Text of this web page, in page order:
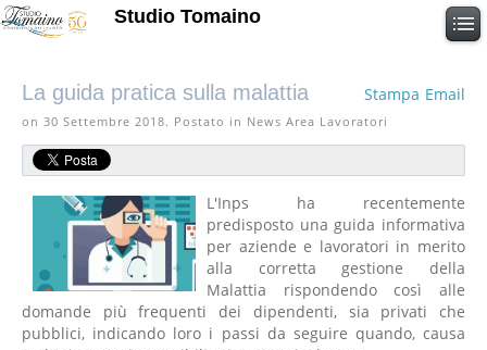
Studio Tomaino
Email
Stampa
La guida pratica sulla malattia
on 30 Settembre 2018. Postato in News Area Lavoratori
L'Inps ha recentemente
predisposto una guida informativa
per aziende e lavoratori in merito
alla corretta gestione della
Malattia rispondendo così alle
domande più frequenti dei dipendenti, sia privati che
pubblici, indicando loro i passi da seguire quando, causa